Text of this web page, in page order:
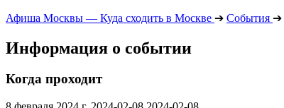
Афиша Москвы — Куда сходить в Москве ➔ События ➔
Информация о событии
Когда проходит